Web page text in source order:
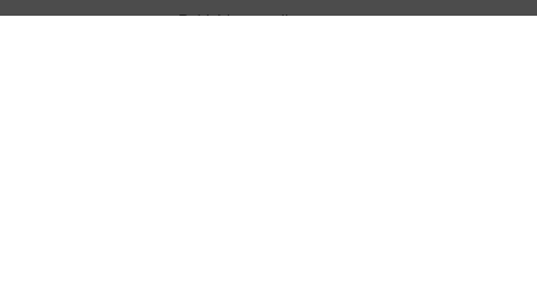
Publié le23 juillet 2020